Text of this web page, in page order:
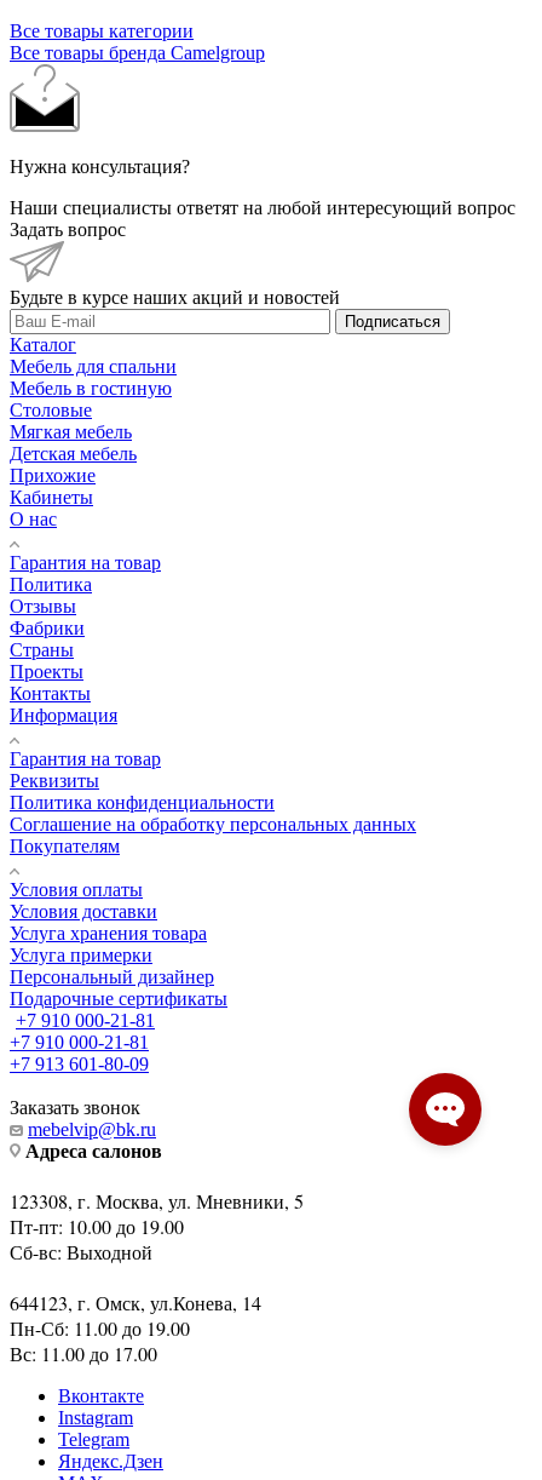
Все товары категории
Все товары бренда Camelgroup
Нужна консультация?
Наши специалисты ответят на любой интересующий вопрос
Задать вопрос
Будьте в курсе наших акций и новостей
Подписаться
Каталог
Мебель для спальни
Мебель в гостиную
Столовые
Мягкая мебель
Детская мебель
Прихожие
Кабинеты
О нас
Гарантия на товар
Политика
Отзывы
Фабрики
Страны
Проекты
Контакты
Информация
Гарантия на товар
Реквизиты
Политика конфиденциальности
Соглашение на обработку персональных данных
Покупателям
Условия оплаты
Условия доставки
Услуга хранения товара
Услуга примерки
Персональный дизайнер
Подарочные сертификаты
+7 910 000-21-81
+7 910 000-21-81
+7 913 601-80-09
Заказать звонок
mebelvip@bk.ru
Адреса салонов
123308, г. Москва, ул. Мневники, 5
Пт-пт: 10.00 до 19.00
Сб-вс: Выходной
644123, г. Омск, ул.Конева, 14
Пн-Сб: 11.00 до 19.00
Вс: 11.00 до 17.00
Вконтакте
Instagram
Telegram
Яндекс.Дзен